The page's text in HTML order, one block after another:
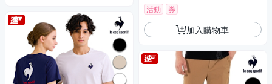
活動 券
加入購物車